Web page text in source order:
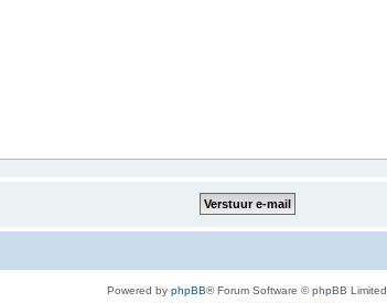
Powered by phpBB® Forum Software © phpBB Limited